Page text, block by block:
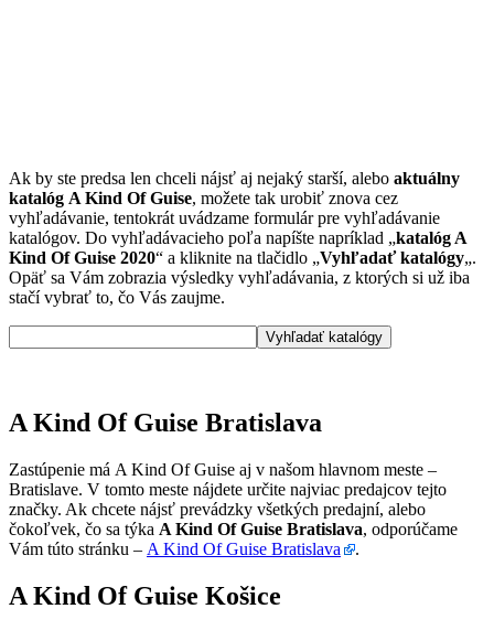
Ak by ste predsa len chceli nájsť aj nejaký starší, alebo aktuálny
katalóg A Kind Of Guise, možete tak urobiť znova cez
vyhľadávanie, tentokrát uvádzame formulár pre vyhľadávanie
katalógov. Do vyhľadávacieho poľa napíšte napríklad „katalóg A
Kind Of Guise 2020“ a kliknite na tlačidlo „Vyhľadať katalógy„.
Opäť sa Vám zobrazia výsledky vyhľadávania, z ktorých si už iba
stačí vybrať to, čo Vás zaujme.
A Kind Of Guise Bratislava
Zastúpenie má A Kind Of Guise aj v našom hlavnom meste –
Bratislave. V tomto meste nájdete určite najviac predajcov tejto
značky. Ak chcete nájsť prevádzky všetkých predajní, alebo
čokoľvek, čo sa týka A Kind Of Guise Bratislava, odporúčame
Vám túto stránku – A Kind Of Guise Bratislava .
A Kind Of Guise Košice